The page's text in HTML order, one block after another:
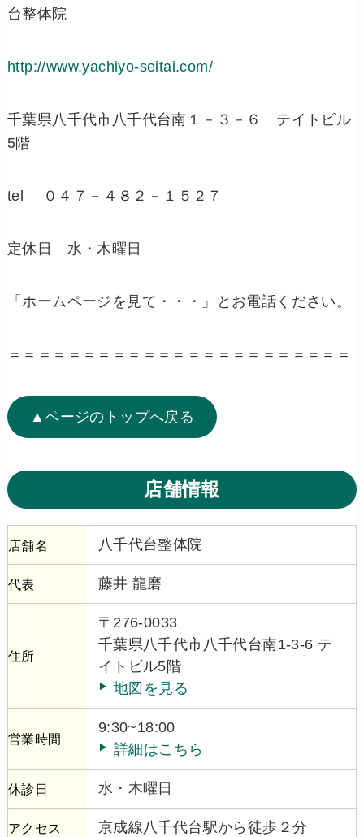
台整体院
http://www.yachiyo-seitai.com/
千葉県八千代市八千代台南１－３－６ テイトビル
5階
tel ０４７－４８２－１５２７
定休日 水・木曜日
「ホームページを見て・・・」とお電話ください。
＝＝＝＝＝＝＝＝＝＝＝＝＝＝＝＝＝＝＝＝＝＝＝
▲ページのトップへ戻る
店舗情報
店舗名 八千代台整体院
代表 藤井 龍磨
住所
〒276-0033
千葉県八千代市八千代台南1-3-6 テ
イトビル5階
地図を見る
営業時間
9:30~18:00
詳細はこちら
休診日 水・木曜日
アクセス 京成線八千代台駅から徒歩２分